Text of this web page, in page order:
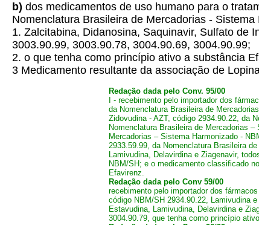
b) dos medicamentos de uso humano para o
Nomenclatura Brasileira de Mercadorias -
1. Zalcitabina, Didanosina, Saquinavir, Sulfato de
3003.90.99, 3003.90.78, 3004.90.69, 3004.90.99;
2. o que tenha como princípio ativo a substância
3 Medicamento resultante da associação de
Redação dada pelo Conv. 95/00
I - recebimento pelo importador dos
da Nomenclatura Brasileira de
Zidovudina - AZT, código 2934.90.22, da
Nomenclatura Brasileira de Mercadorias
Mercadorias – Sistema Harmonizado -
2933.59.99, da Nomenclatura Brasileira
Lamivudina, Delavirdina e Ziagenavir,
NBM/SH; e o medicamento classificado
Efavirenz.
Redação dada pelo Conv 59/00
recebimento pelo importador dos
código NBM/SH 2934.90.22, Lamivudina
Estavudina, Lamivudina, Delavirdina e
3004.90.79, que tenha como princípio